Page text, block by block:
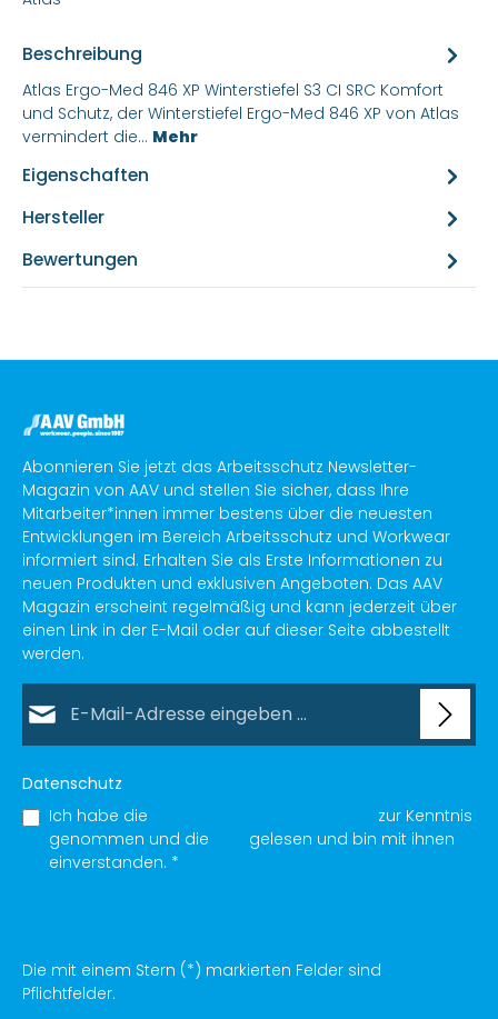
Beschreibung
Atlas Ergo-Med 846 XP Winterstiefel S3 CI SRC Komfort
und Schutz, der Winterstiefel Ergo-Med 846 XP von Atlas
vermindert die… Mehr
Eigenschaften
Hersteller
Bewertungen
Abonnieren Sie jetzt das Arbeitsschutz Newsletter-
Magazin von AAV und stellen Sie sicher, dass Ihre
Mitarbeiter*innen immer bestens über die neuesten
Entwicklungen im Bereich Arbeitsschutz und Workwear
informiert sind. Erhalten Sie als Erste Informationen zu
neuen Produkten und exklusiven Angeboten. Das AAV
Magazin erscheint regelmäßig und kann jederzeit über
einen Link in der E-Mail oder auf dieser Seite abbestellt
werden.
Datenschutz
Ich habe die
zur Kenntnis
genommen und die
gelesen und bin mit ihnen
einverstanden. *
Die mit einem Stern (*) markierten Felder sind
Pflichtfelder.